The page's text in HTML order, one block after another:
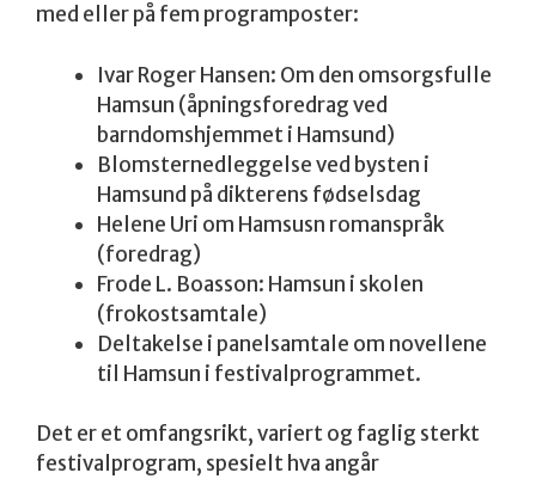
med eller på fem programposter:
Ivar Roger Hansen: Om den omsorgsfulle
Hamsun (åpningsforedrag ved
barndomshjemmet i Hamsund)
Blomsternedleggelse ved bysten i
Hamsund på dikterens fødselsdag
Helene Uri om Hamsusn romanspråk
(foredrag)
Frode L. Boasson: Hamsun i skolen
(frokostsamtale)
Deltakelse i panelsamtale om novellene
til Hamsun i festivalprogrammet.
Det er et omfangsrikt, variert og faglig sterkt
festivalprogram, spesielt hva angår